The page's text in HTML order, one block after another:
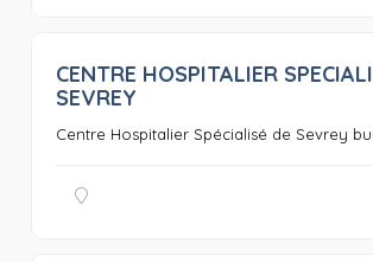
CENTRE HOSPITALIER
SEVREY
Centre Hospitalier Spécialisé de Sevrey